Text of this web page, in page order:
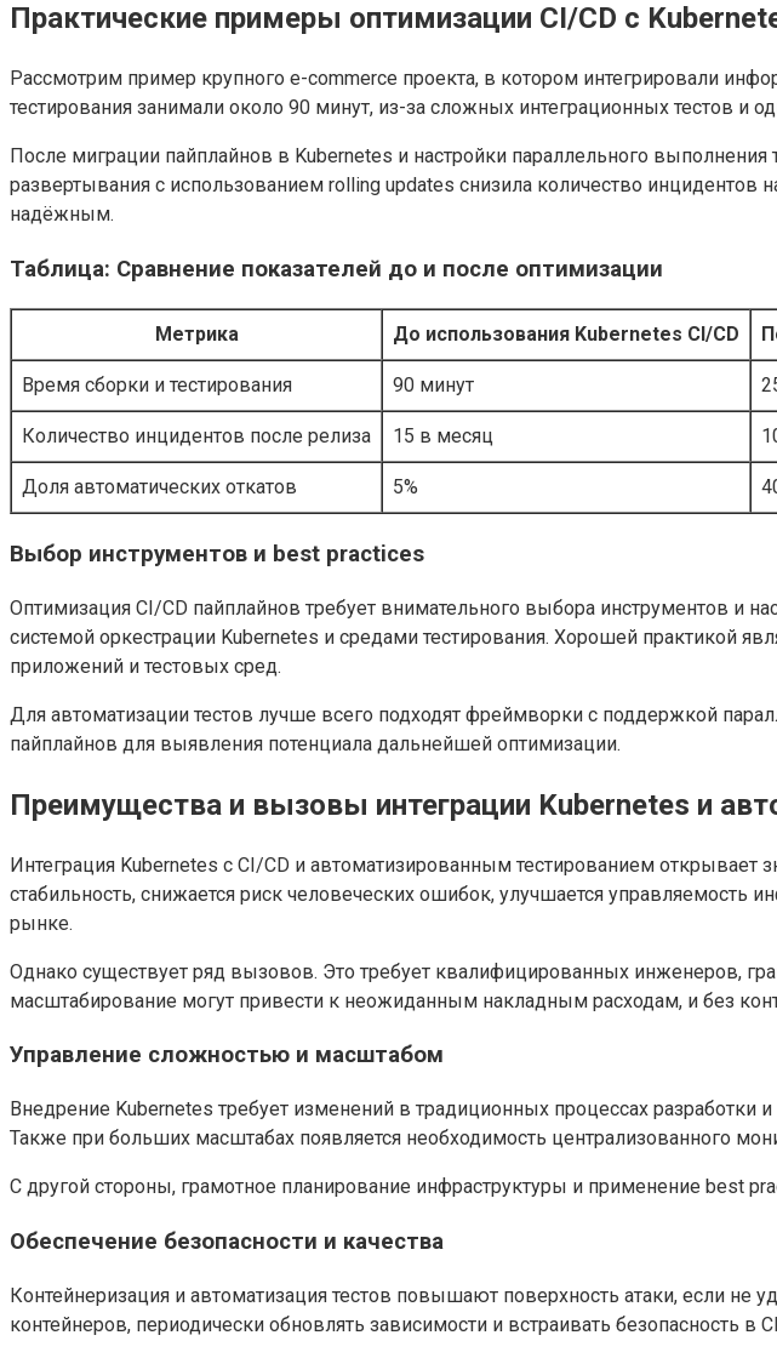
Практические примеры оптимизации CI/CD с
Рассмотрим пример крупного e-commerce проекта, в котором интегрировали
тестирования занимали около 90 минут, из-за сложных интеграционных тестов и
После миграции пайплайнов в Kubernetes и настройки параллельного
развертывания с использованием rolling updates снизила количество
надёжным.
Таблица: Сравнение показателей до и после оптимизации
Метрика До использования Kubernetes CI/CD
Время сборки и тестирования 90 минут
Количество инцидентов после релиза 15 в месяц
Доля автоматических откатов 5%
Выбор инструментов и best practices
Оптимизация CI/CD пайплайнов требует внимательного выбора инструментов и
системой оркестрации Kubernetes и средами тестирования. Хорошей практикой
приложений и тестовых сред.
Для автоматизации тестов лучше всего подходят фреймворки с поддержкой
пайплайнов для выявления потенциала дальнейшей оптимизации.
Преимущества и вызовы интеграции Kubernetes и
Интеграция Kubernetes с CI/CD и автоматизированным тестированием
стабильность, снижается риск человеческих ошибок, улучшается управляемость
рынке.
Однако существует ряд вызовов. Это требует квалифицированных инженеров,
масштабирование могут привести к неожиданным накладным расходам, и без
Управление сложностью и масштабом
Внедрение Kubernetes требует изменений в традиционных процессах
Также при больших масштабах появляется необходимость централизованного
С другой стороны, грамотное планирование инфраструктуры и применение best
Обеспечение безопасности и качества
Контейнеризация и автоматизация тестов повышают поверхность атаки, если
контейнеров, периодически обновлять зависимости и встраивать безопасность в